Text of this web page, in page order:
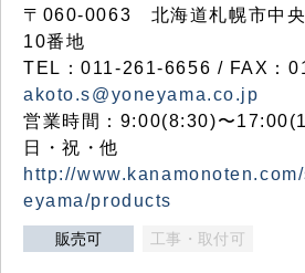
〒060-0063 北海道札幌市中央
10番地
TEL：011-261-6656 / FAX：
akoto.s@yoneyama.co.jp
営業時間：9:00(8:30)〜
日・祝・他
http://
eyama/products
販売可 工事・取付可